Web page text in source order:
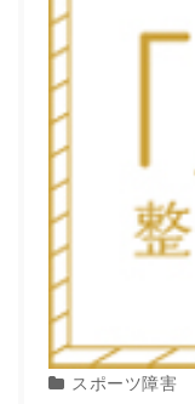
スポーツ障害